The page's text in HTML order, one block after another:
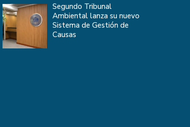
Segundo Tribunal
Ambiental lanza su nuevo
Sistema de Gestión de
Causas